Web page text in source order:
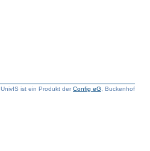
UnivIS ist ein Produkt derConfig eG , Buckenhof